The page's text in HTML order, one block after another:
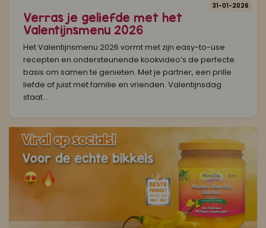
Verras je geliefde met het
Valentijnsmenu 2026
Het Valentijnsmenu 2026 vormt met zijn easy-to-use
recepten en ondersteunende kookvideo’s de perfecte
basis om samen te genieten. Met je partner, een prille
liefde of juist met familie en vrienden. Valentijnsdag
staat...
31-01-2026